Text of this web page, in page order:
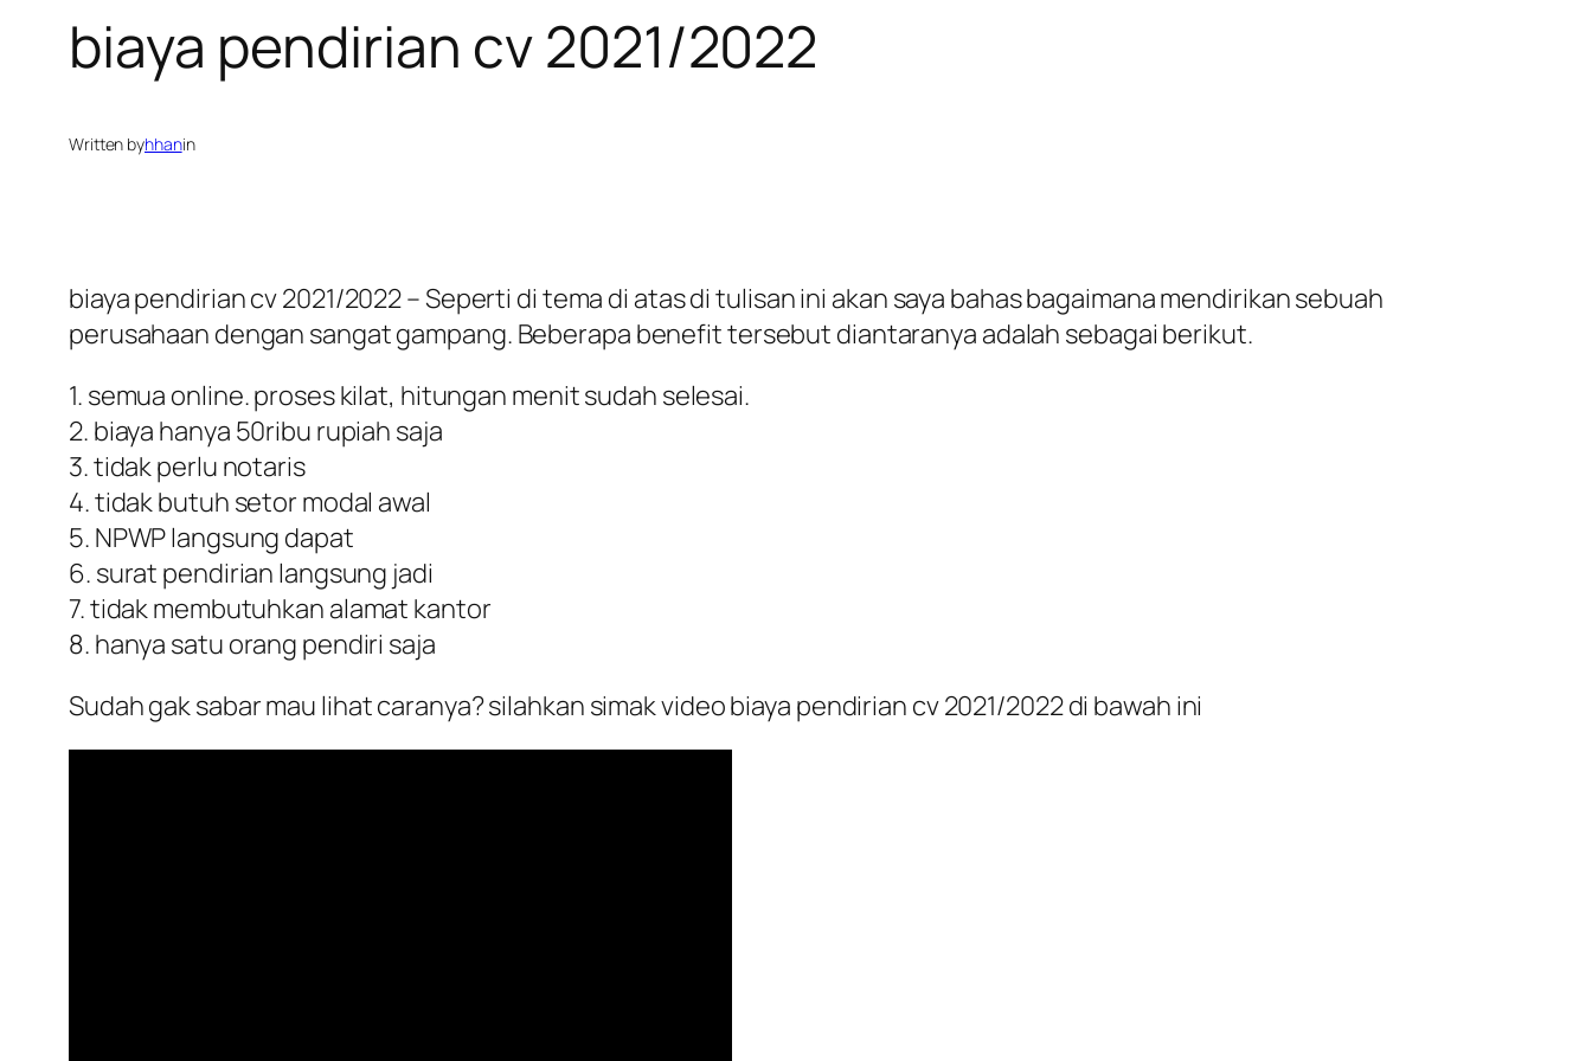
biaya pendirian cv 2021/2022
Written byhhanin
biaya pendirian cv 2021/2022 – Seperti di tema di atas di tulisan ini akan saya bahas bagaimana mendirikan sebuah
perusahaan dengan sangat gampang. Beberapa benefit tersebut diantaranya adalah sebagai berikut.
1. semua online. proses kilat, hitungan menit sudah selesai.
2. biaya hanya 50ribu rupiah saja
3. tidak perlu notaris
4. tidak butuh setor modal awal
5. NPWP langsung dapat
6. surat pendirian langsung jadi
7. tidak membutuhkan alamat kantor
8. hanya satu orang pendiri saja
Sudah gak sabar mau lihat caranya? silahkan simak video biaya pendirian cv 2021/2022 di bawah ini